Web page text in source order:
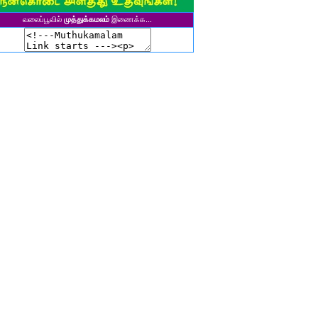
தனசேகரன்
ஹரிஹரன்
மு. பழனியப்பன்
வலைப்பூவில் முத்துக்கமலம் இணைக்க...